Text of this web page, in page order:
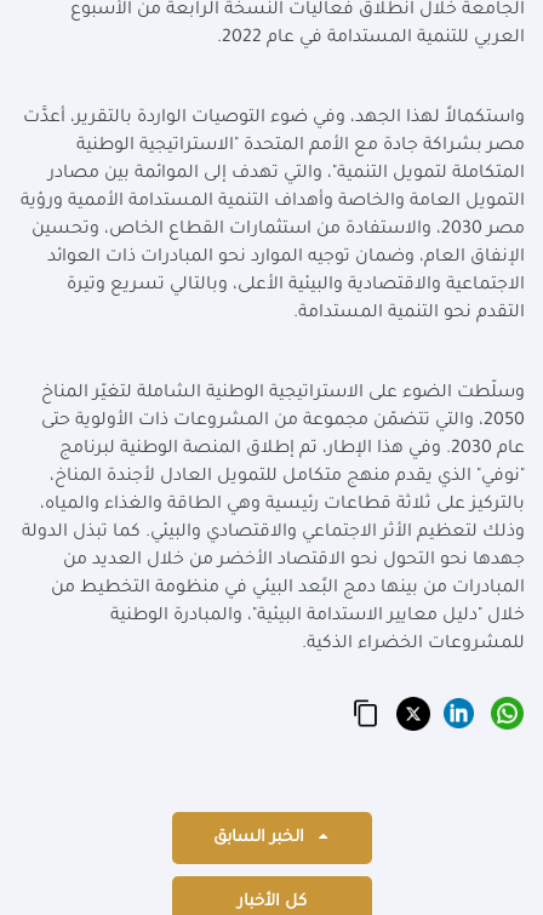
الجامعة خلال انطلاق فعاليات النسخة الرابعة من الأسبوع
العربي للتنمية المستدامة في عام 2022.
واستكمالاً لهذا الجهد، وفي ضوء التوصيات الواردة بالتقرير، أعدَّت
مصر بشراكة جادة مع الأمم المتحدة "الاستراتيجية الوطنية
المتكاملة لتمويل التنمية"، والتي تهدف إلى الموائمة بين مصادر
التمويل العامة والخاصة وأهداف التنمية المستدامة الأممية ورؤية
مصر 2030، والاستفادة من استثمارات القطاع الخاص، وتحسين
الإنفاق العام، وضمان توجيه الموارد نحو المبادرات ذات العوائد
الاجتماعية والاقتصادية والبيئية الأعلى، وبالتالي تسريع وتيرة
التقدم نحو التنمية المستدامة.
وسلّطت الضوء على الاستراتيجية الوطنية الشاملة لتغيّر المناخ
2050، والتي تتضمّن مجموعة من المشروعات ذات الأولوية حتى
عام 2030. وفي هذا الإطار، تم إطلاق المنصة الوطنية لبرنامج
"نوفي" الذي يقدم منهج متكامل للتمويل العادل لأجندة المناخ،
بالتركيز على ثلاثة قطاعات رئيسية وهي الطاقة والغذاء والمياه،
وذلك لتعظيم الأثر الاجتماعي والاقتصادي والبيئي. كما تبذل الدولة
جهدها نحو التحول نحو الاقتصاد الأخضر من خلال العديد من
المبادرات من بينها دمج البًعد البيئي في منظومة التخطيط من
خلال "دليل معايير الاستدامة البيئية"، والمبادرة الوطنية
للمشروعات الخضراء الذكية.
الخبر السابق
كل الأخبار